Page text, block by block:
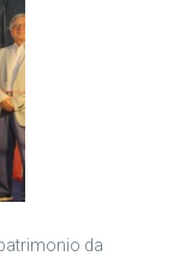
da